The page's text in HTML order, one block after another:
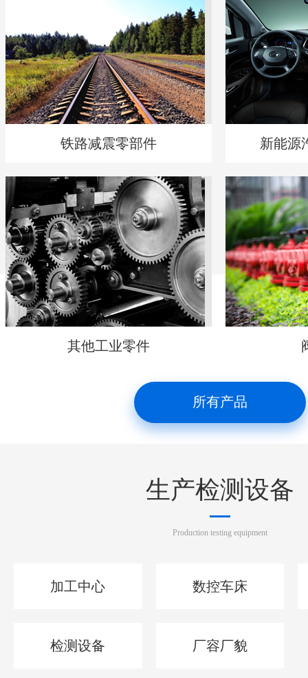
所有产品
铁路减震零部件 新能源
其他工业零件
生产检测设备
Production testing equipment
加工中心 数控车床
检测设备 厂容厂貌